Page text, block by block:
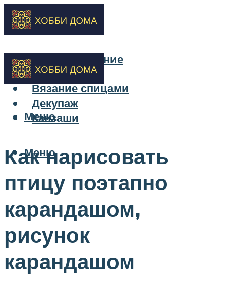
Бисероплетение
Вышивка
Вязание спицами
Декупаж
Канзаши
Меню
Меню
Как нарисовать
птицу поэтапно
карандашом,
рисунок
карандашом